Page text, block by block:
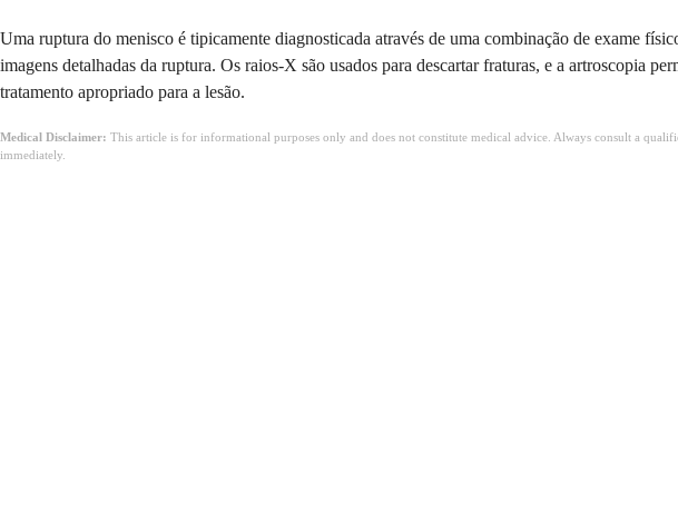
Uma ruptura do menisco é tipicamente diagnosticada através de uma combinação de exame
imagens detalhadas da ruptura. Os raios-X são usados para descartar fraturas, e a artroscopia
tratamento apropriado para a lesão.
Medical Disclaimer: This article is for informational purposes only and does not constitute medical advice. Always consult a
immediately.